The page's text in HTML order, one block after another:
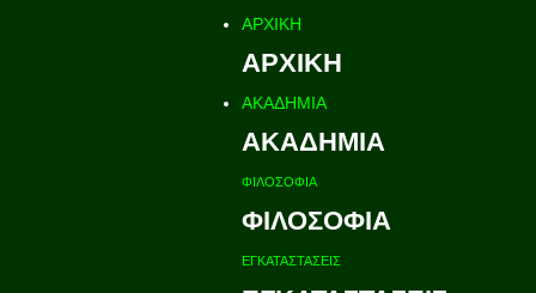
ΑΡΧΙΚΗ
ΑΡΧΙΚΗ
ΑΚΑΔΗΜΙΑ
ΑΚΑΔΗΜΙΑ
ΦΙΛΟΣΟΦΙΑ
ΦΙΛΟΣΟΦΙΑ
ΕΓΚΑΤΑΣΤΑΣΕΙΣ